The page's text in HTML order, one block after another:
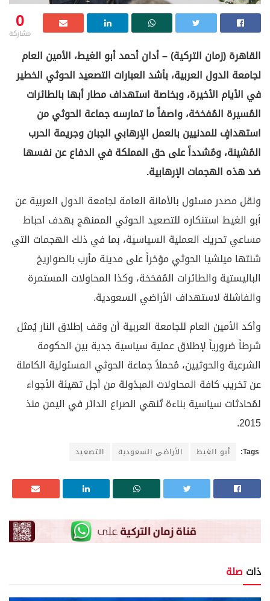
0
مشاركة
القاهرة (زمان التركية) – أدان أحمد أبو الغيط، الأمين العام
لجامعة الدول العربية، بأشد العبارات التصعيد الحوثي الخطير
في الأيام الأخيرة، وبخاصة استهداف مطار أبها بالطائرات
المُسيرة المُفخخة، واصفاً ما تمارسه جماعة الحوثي من
استهدافٍ للمدنيين بالعمل الإرهابي الجبان وجريمة الحرب
المُشينة، ومُشدداً على حق المملكة في الدفاع عن نفسها
ضد هذه الهجمات الإرهابية.
ونقل مصدر مسئول بالأمانة العامة لجامعة الدول العربية عن
أبو الغيط استنكاره للتصعيد الحوثي الممنهج بهدف احباط
مساعي تحريك العملية السياسية، بما في ذلك الهجمات التي
شنتها ميلشيا الحوثي مؤخراً على مدينة مأرب بالصواريخ
الباليستية والطائرات المُفخخة، وكذا المحاولات المستمرة
والفاشلة لاستهداف الأراضي السعودية.
وأكد الأمين العام للجامعة العربية أن وقف إطلاق النار يُمثل
شرطاً ضرورياً لإطلاق عملية سياسية جدية بين الحكومة
الشرعية والحوثيين، مُحملاً جماعة الحوثي المسئولية الكاملة
عن تخريب كافة المحاولات المبذولة من أجل تهيئة الأجواء
لمُحادثات سياسية بناءة تُنهي الصراع الدائر في اليمن منذ
2015.
Tags: أبو الغيط الأراضي السعودية التصعيد
ذاتصلة